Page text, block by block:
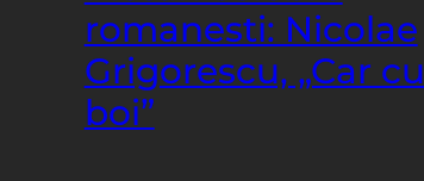
romanesti: Nicolae
Grigorescu, „Car cu
boi”